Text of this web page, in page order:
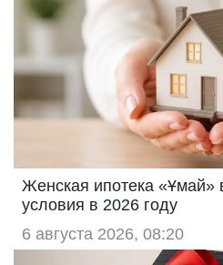
Женская ипотека «Ұмай»
условия в 2026 году
6 августа 2026, 08:20